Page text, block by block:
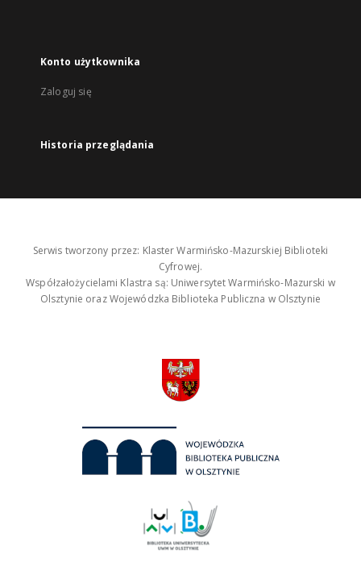
Konto użytkownika
Zaloguj się
Historia przeglądania
Serwis tworzony przez: Klaster Warmińsko-Mazurskiej Biblioteki
Cyfrowej.
Współzałożycielami Klastra są: Uniwersytet Warmińsko-Mazurski w
Olsztynie oraz Wojewódzka Biblioteka Publiczna w Olsztynie